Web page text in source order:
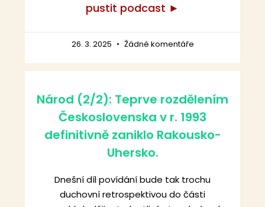
pustit podcast ►
26. 3. 2025 Žádné komentáře
Národ (2/2): Teprve rozdělením
Československa v r. 1993
definitivně zaniklo Rakousko-
Uhersko.
Dnešní díl povídání bude tak trochu
duchovní retrospektivou do části